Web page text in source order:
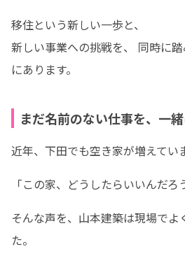
移住という新しい一歩と、
新しい事業への挑戦を、 同時に
にあります。
まだ名前のない仕事を、一
近年、下田でも空き家が増えてい
「この家、どうしたらいいんだろ
そんな声を、山本建築は現場でよ
た。